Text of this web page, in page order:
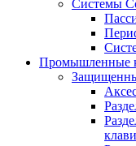
Системы
Промышленные